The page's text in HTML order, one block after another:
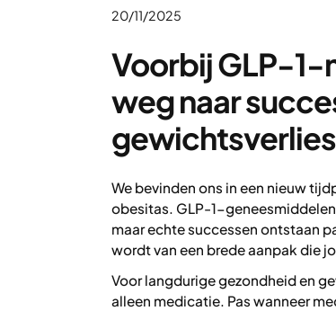
20/11/2025
Voorbij GLP-
weg naar
gewichtsverlies
We bevinden ons in een nieuw
obesitas. GLP-1-
maar echte successen ontstaan
wordt van een brede aanpak die
Voor langdurige gezondheid en
alleen medicatie. Pas wanneer